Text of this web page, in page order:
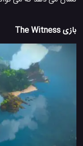
بازی The Witness